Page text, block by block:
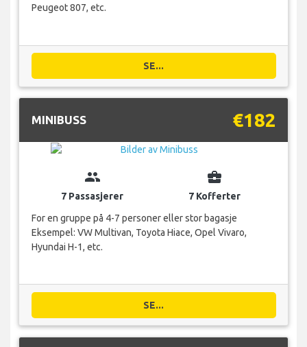
Peugeot 807, etc.
SE...
MINIBUSS €182
group
7 Passasjerer
business_center
7 Kofferter
For en gruppe på 4-7 personer eller stor bagasje
Eksempel: VW Multivan, Toyota Hiace, Opel Vivaro,
Hyundai H-1, etc.
SE...